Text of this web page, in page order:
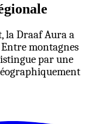
la Draaf Aura a
montagnes
par une